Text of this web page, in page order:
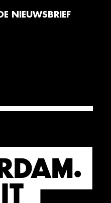
NIEUWSBRIEF